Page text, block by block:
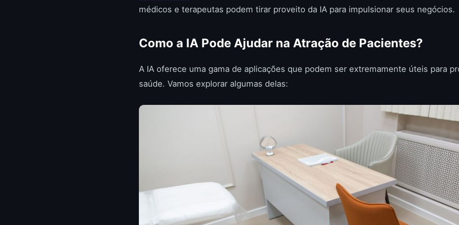
médicos e terapeutas podem tirar proveito da IA para impulsionar seus negócios.
Como a IA Pode Ajudar na Atração de Pacientes?
A IA oferece uma gama de aplicações que podem ser extremamente úteis para
saúde. Vamos explorar algumas delas: